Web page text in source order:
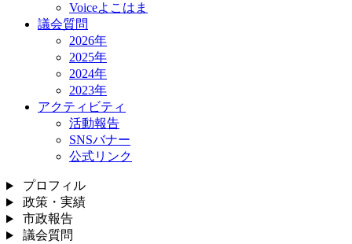
Voiceよこはま
議会質問
2026年
2025年
2024年
2023年
アクティビティ
活動報告
SNSバナー
公式リンク
プロフィル
政策・実績
市政報告
議会質問